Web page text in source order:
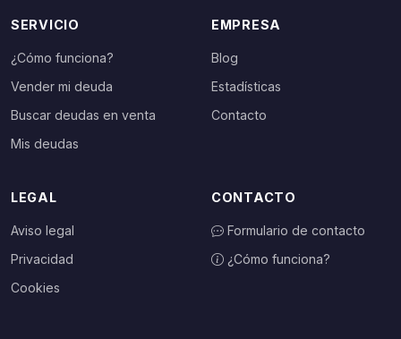
SERVICIO
¿Cómo funciona?
Vender mi deuda
Buscar deudas en venta
Mis deudas
EMPRESA
Blog
Estadísticas
Contacto
LEGAL
Aviso legal
Privacidad
Cookies
CONTACTO
Formulario de contacto
¿Cómo funciona?